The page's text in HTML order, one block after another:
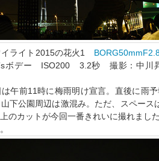
ライト2015の花火1
ボデー ISO200 3.2秒 撮影：中
午前11時に梅雨明け宣言。直後に雨
下公園周辺は激混み。ただ、スペー
のカットが今回一番きれいに撮れまし